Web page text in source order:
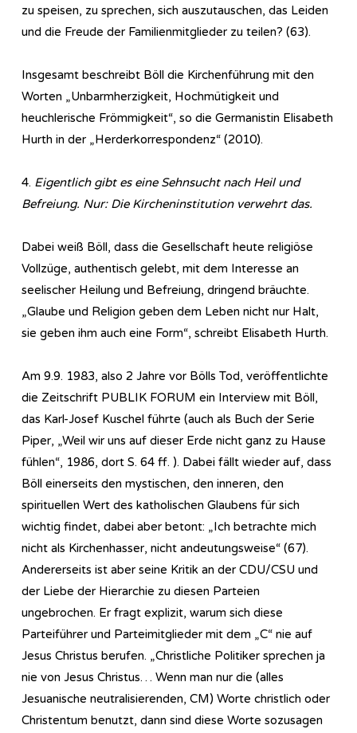
zu speisen, zu sprechen, sich auszutauschen, das Leiden
und die Freude der Familienmitglieder zu teilen? (63).
Insgesamt beschreibt Böll die Kirchenführung mit den
Worten „Unbarmherzigkeit, Hochmütigkeit und
heuchlerische Frömmigkeit“, so die Germanistin Elisabeth
Hurth in der „Herderkorrespondenz“ (2010).
4. Eigentlich gibt es eine Sehnsucht nach Heil und
Befreiung. Nur: Die Kircheninstitution verwehrt das.
Dabei weiß Böll, dass die Gesellschaft heute religiöse
Vollzüge, authentisch gelebt, mit dem Interesse an
seelischer Heilung und Befreiung, dringend bräuchte.
„Glaube und Religion geben dem Leben nicht nur Halt,
sie geben ihm auch eine Form“, schreibt Elisabeth Hurth.
Am 9.9. 1983, also 2 Jahre vor Bölls Tod, veröffentlichte
die Zeitschrift PUBLIK FORUM ein Interview mit Böll,
das Karl-Josef Kuschel führte (auch als Buch der Serie
Piper, „Weil wir uns auf dieser Erde nicht ganz zu Hause
fühlen“, 1986, dort S. 64 ff. ). Dabei fällt wieder auf, dass
Böll einerseits den mystischen, den inneren, den
spirituellen Wert des katholischen Glaubens für sich
wichtig findet, dabei aber betont: „Ich betrachte mich
nicht als Kirchenhasser, nicht andeutungsweise“ (67).
Andererseits ist aber seine Kritik an der CDU/CSU und
der Liebe der Hierarchie zu diesen Parteien
ungebrochen. Er fragt explizit, warum sich diese
Parteiführer und Parteimitglieder mit dem „C“ nie auf
Jesus Christus berufen. „Christliche Politiker sprechen ja
nie von Jesus Christus… Wenn man nur die (alles
Jesuanische neutralisierenden, CM) Worte christlich oder
Christentum benutzt, dann sind diese Worte sozusagen